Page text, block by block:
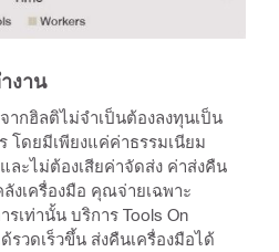
งาน
ากฮิลติไม่จำเป็นต้องลงทุนเป็น
โดยมีเพียงแค่ค่าธรรมเนียม
ละไม่ต้องเสียค่าจัดส่ง ค่าส่งคืน
งเครื่องมือ คุณจ่ายเฉพาะ
เท่านั้น บริการ Tools On
รวดเร็วขึ้น ส่งคืนเครื่องมือได้